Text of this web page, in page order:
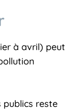
à avril) peut
reste